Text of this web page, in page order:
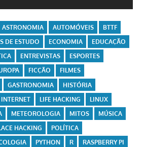
ASTRONOMIA AUTOMÓVEIS
BTTF
DE ESTUDO ECONOMIA
EDUCAÇÃO
ENTREVISTAS
ESPORTES
FICÇÃO
FILMES
GASTRONOMIA
HISTÓRIA
INTERNET LIFE HACKING
LINUX
METEOROLOGIA MITOS
MÚSICA
HACKING
POLÍTICA
PYTHON R
RASPBERRY PI